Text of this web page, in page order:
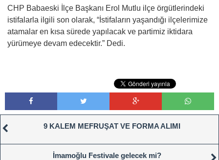
CHP Babaeski İlçe Başkanı Erol Mutlu ilçe örgütlerindeki
istifalarla ilgili son olarak, “İstifaların yaşandığı ilçelerimize
atamalar en kısa sürede yapılacak ve partimiz iktidara
yürümeye devam edecektir.” Dedi.
9 KALEM MEFRUŞAT VE FORMA ALIMI
İmamoğlu Festivale gelecek mi?